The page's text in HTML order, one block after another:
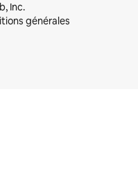
Inc.
générales